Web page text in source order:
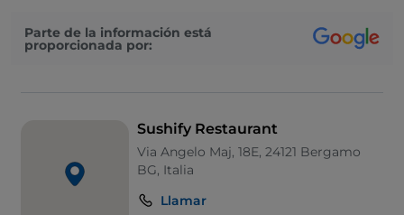
Parte de la información está
proporcionada por:
Sushify Restaurant
Via Angelo Maj, 18E, 24121 Bergamo
BG, Italia
Llamar